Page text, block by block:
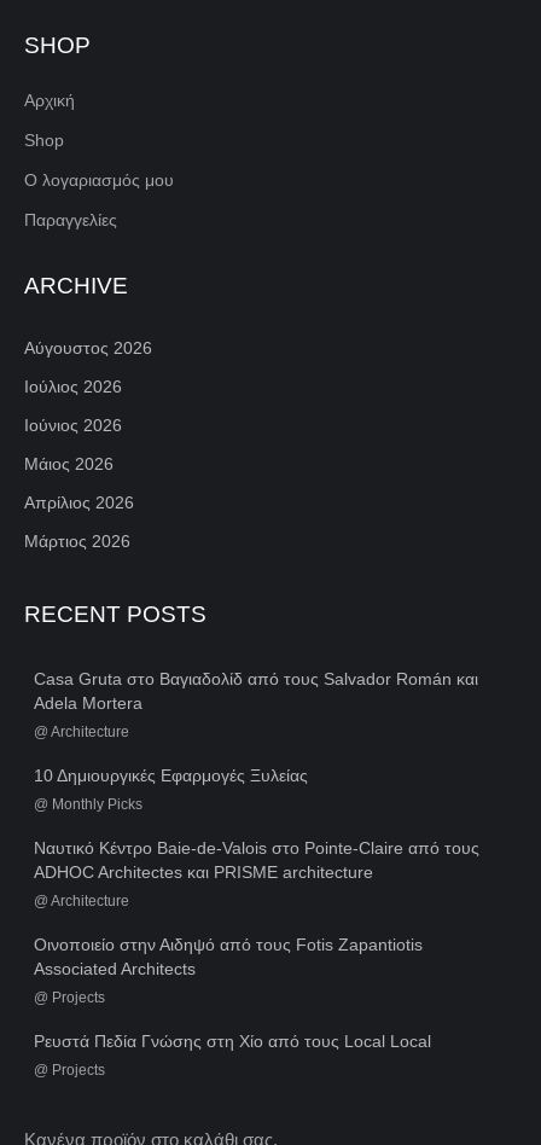
SHOP
Αρχική
Shop
Ο λογαριασμός μου
Παραγγελίες
ARCHIVE
Αύγουστος 2026
Ιούλιος 2026
Ιούνιος 2026
Μάιος 2026
Απρίλιος 2026
Μάρτιος 2026
RECENT POSTS
Casa Gruta στο Βαγιαδολίδ από τους Salvador Román και
Adela Mortera
@ Architecture
10 Δημιουργικές Εφαρμογές Ξυλείας
@ Monthly Picks
Ναυτικό Κέντρο Baie-de-Valois στο Pointe-Claire από τους
ADHOC Architectes και PRISME architecture
@ Architecture
Οινοποιείο στην Αιδηψό από τους Fotis Zapantiotis
Associated Architects
@ Projects
Ρευστά Πεδία Γνώσης στη Χίο από τους Local Local
@ Projects
Κανένα προϊόν στο καλάθι σας.